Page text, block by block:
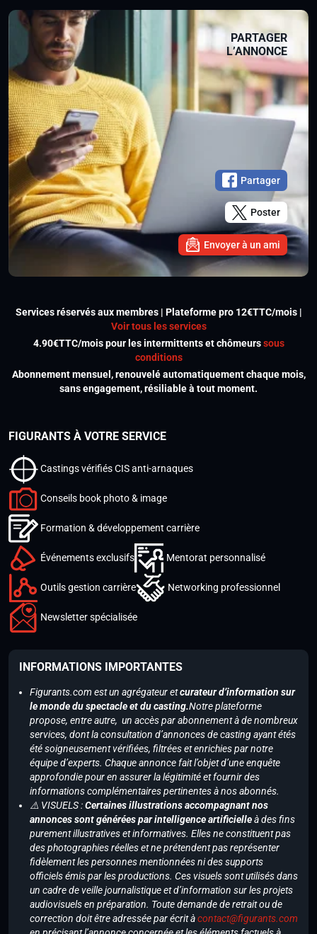
PARTAGER
L’ANNONCE
Partager
Poster
Envoyer à un ami
Services réservés aux membres | Plateforme pro 12€TTC/mois |
Voir tous les services
4.90€TTC/mois pour les intermittents et chômeurssous
conditions
Abonnement mensuel, renouvelé automatiquement chaque mois,
sans engagement, résiliable à tout moment.
FIGURANTS À VOTRE SERVICE
Castings vérifiés CIS anti-arnaques
Conseils book photo & image
Formation & développement carrière
Événements exclusifs Mentorat personnalisé
Outils gestion carrière Networking professionnel
Newsletter spécialisée
INFORMATIONS IMPORTANTES
Figurants.com est un agrégateur etcurateur d’information sur
le monde du spectacle et du casting.Notre plateforme
propose, entre autre, un accès par abonnement à de nombreux
services, dont la consultation d’annonces de casting ayant étés
été soigneusement vérifiées, filtrées et enrichies par notre
équipe d’experts. Chaque annonce fait l’objet d’une enquête
approfondie pour en assurer la légitimité et fournir des
informations complémentaires pertinentes à nos abonnés.
⚠️ VISUELS :Certaines illustrations accompagnant nos
annonces sont générées par intelligence artificielleà des fins
purement illustratives et informatives. Elles ne constituent pas
des photographies réelles et ne prétendent pas représenter
fidèlement les personnes mentionnées ni des supports
officiels émis par les productions. Ces visuels sont utilisés dans
un cadre de veille journalistique et d’information sur les projets
audiovisuels en préparation. Toute demande de retrait ou de
correction doit être adressée par écrit àcontact@figurants.com